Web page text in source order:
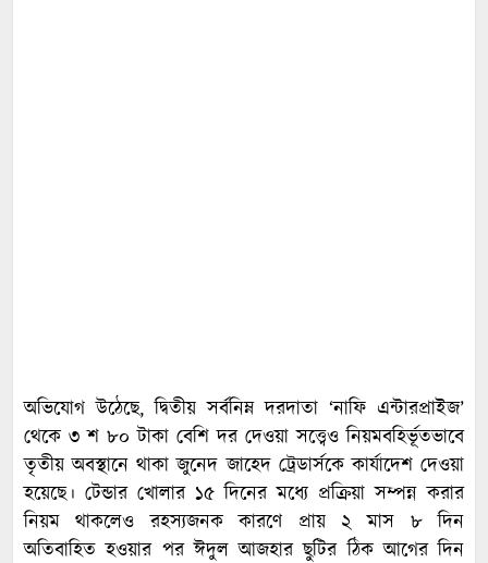
অভিযোগ উঠেছে, দ্বিতীয় সর্বনিম্ন দরদাতা ‘নাফি এন্টারপ্রাইজ’
থেকে ৩ শ ৮০ টাকা বেশি দর দেওয়া সত্ত্বেও নিয়মবহির্ভূতভাবে
তৃতীয় অবস্থানে থাকা জুনেদ জাহেদ ট্রেডার্সকে কার্যাদেশ দেওয়া
হয়েছে। টেন্ডার খোলার ১৫ দিনের মধ্যে প্রক্রিয়া সম্পন্ন করার
নিয়ম থাকলেও রহস্যজনক কারণে প্রায় ২ মাস ৮ দিন
অতিবাহিত হওয়ার পর ঈদুল আজহার ছুটির ঠিক আগের দিন